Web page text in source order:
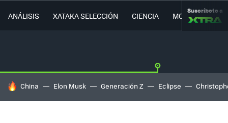
ANÁLISIS XATAKA SELECCIÓN CIENCIA MOVILIDAD
Suscríbete a
HOY SE HABLA DE
China Elon Musk Generación Z Eclipse